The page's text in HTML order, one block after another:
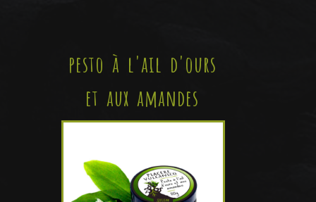
pesto à l'ail d'ours
et aux amandes